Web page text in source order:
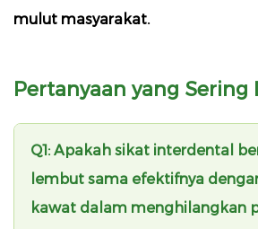
mulut masyarakat.
Pertanyaan yang Sering
Q1: Apakah sikat interdental
lembut sama efektifnya
kawat dalam menghilangkan